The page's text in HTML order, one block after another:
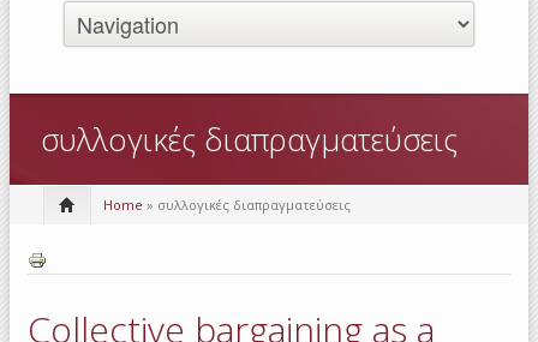
συλλογικές διαπραγματεύσεις
Home » συλλογικές διαπραγματεύσεις
Collective bargaining as a